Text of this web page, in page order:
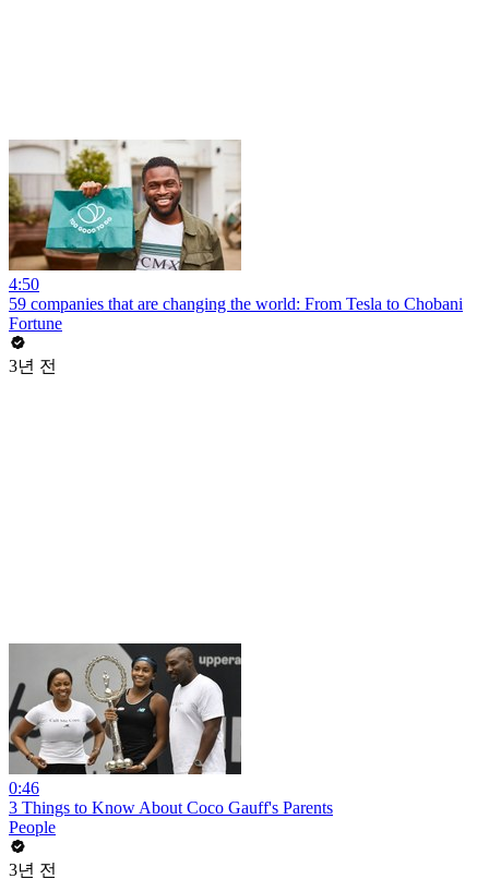
4:50
59 companies that are changing the world: From Tesla to Chobani
Fortune
3년 전
0:46
3 Things to Know About Coco Gauff's Parents
People
3년 전